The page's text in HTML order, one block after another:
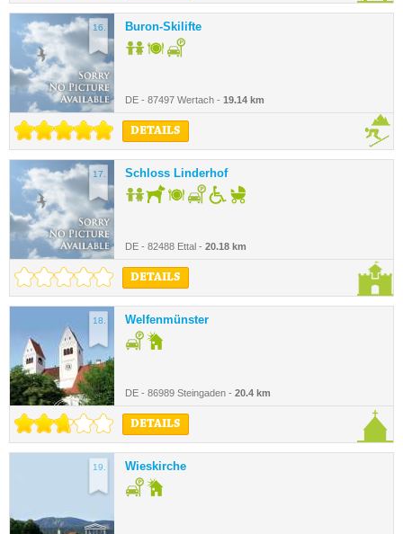
16. Buron-Skilifte
DE - 87497 Wertach - 19.14 km
DETAILS
17. Schloss Linderhof
DE - 82488 Ettal - 20.18 km
DETAILS
18. Welfenmünster
DE - 86989 Steingaden - 20.4 km
DETAILS
19. Wieskirche